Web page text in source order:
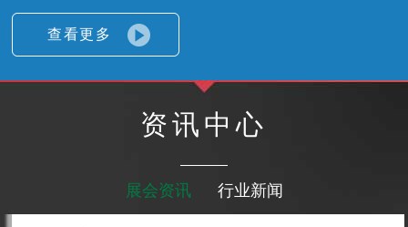
查看更多
资讯中心
展会资讯 行业新闻